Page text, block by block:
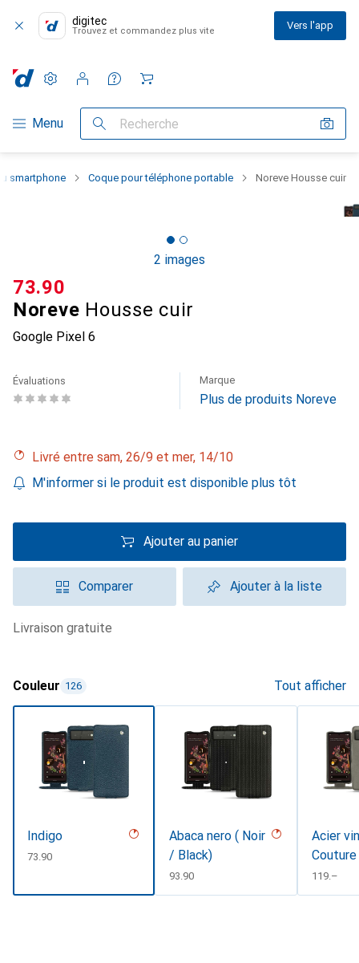
digitec
Trouvez et commandez plus vite Vers l'app
Navigation par catégorie
Menu Recherche
Paramètres
Compte client
Listes de comparaison
Listes d'envies
Panier
smartphone Coque pour téléphone portable Noreve Housse cuir
2 images
Noreve Housse cuir
Google Pixel 6
CHF
73.90
Évaluations Marque
Plus de produits Noreve
Livré entre sam, 26/9 et mer, 14/10
M'informer si le produit est disponible plus tôt
Ajouter au panier
Comparer Ajouter à la liste
livraison gratuite
Couleur 126 Tout afficher
Indigo
CHF
73.90
Abaca nero ( Noir
/ Black)
CHF
93.90
Acier
Couture
CHF
119.–